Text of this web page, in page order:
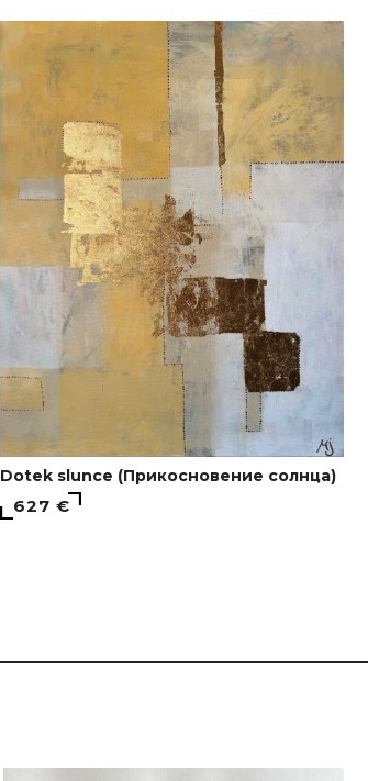
Dotek slunce (Прикосновение солнца)
627 €